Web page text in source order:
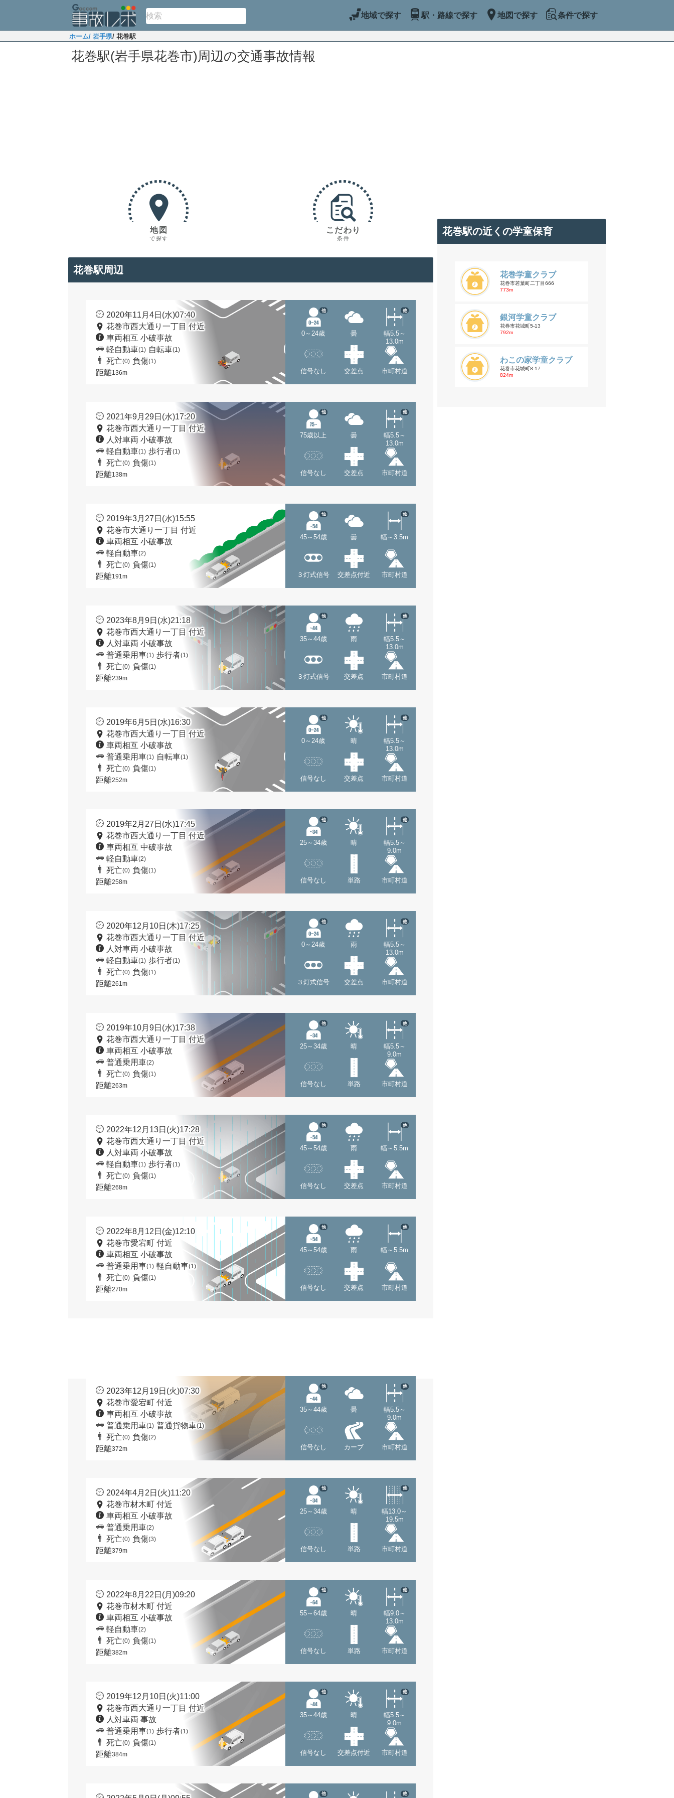
地域で探す 駅・路線で探す 地図で探す 条件で探す
ホーム/ 岩手県/ 花巻駅
花巻駅(岩手県花巻市)周辺の交通事故情報
地図
で探す
こだわり
条件
花巻駅周辺
2020年11月4日(水)07:40
花巻市西大通り一丁目 付近
車両相互 小破事故
軽自動車(1) 自転車(1)
死亡(0) 負傷(1)
距離136m
0～24歳
他
曇
幅5.5～
13.0m
他
信号なし 交差点 市町村道
2021年9月29日(水)17:20
花巻市西大通り一丁目 付近
人対車両 小破事故
軽自動車(1) 歩行者(1)
死亡(0) 負傷(1)
距離138m
75歳以上
他
曇
幅5.5～
13.0m
他
信号なし 交差点 市町村道
2019年3月27日(水)15:55
花巻市大通り一丁目 付近
車両相互 小破事故
軽自動車(2)
死亡(0) 負傷(1)
距離191m
45～54歳
他
曇 幅～3.5m
他
３灯式信号 交差点付近 市町村道
2023年8月9日(水)21:18
花巻市西大通り一丁目 付近
人対車両 小破事故
普通乗用車(1) 歩行者(1)
死亡(0) 負傷(1)
距離239m
35～44歳
他
雨
幅5.5～
13.0m
他
３灯式信号 交差点 市町村道
2019年6月5日(水)16:30
花巻市西大通り一丁目 付近
車両相互 小破事故
普通乗用車(1) 自転車(1)
死亡(0) 負傷(1)
距離252m
0～24歳
他
晴
幅5.5～
13.0m
他
信号なし 交差点 市町村道
2019年2月27日(水)17:45
花巻市西大通り一丁目 付近
車両相互 中破事故
軽自動車(2)
死亡(0) 負傷(1)
距離258m
25～34歳
他
晴
幅5.5～
9.0m
他
信号なし 単路 市町村道
2020年12月10日(木)17:25
花巻市西大通り一丁目 付近
人対車両 小破事故
軽自動車(1) 歩行者(1)
死亡(0) 負傷(1)
距離261m
0～24歳
他
雨
幅5.5～
13.0m
他
３灯式信号 交差点 市町村道
2019年10月9日(水)17:38
花巻市西大通り一丁目 付近
車両相互 小破事故
普通乗用車(2)
死亡(0) 負傷(1)
距離263m
25～34歳
他
晴
幅5.5～
9.0m
他
信号なし 単路 市町村道
2022年12月13日(火)17:28
花巻市西大通り一丁目 付近
人対車両 小破事故
軽自動車(1) 歩行者(1)
死亡(0) 負傷(1)
距離268m
45～54歳
他
雨 幅～5.5m
他
信号なし 交差点 市町村道
2022年8月12日(金)12:10
花巻市愛宕町 付近
車両相互 小破事故
普通乗用車(1) 軽自動車(1)
死亡(0) 負傷(1)
距離270m
45～54歳
他
雨 幅～5.5m
他
信号なし 交差点 市町村道
2023年12月19日(火)07:30
花巻市愛宕町 付近
車両相互 小破事故
普通乗用車(1) 普通貨物車(1)
死亡(0) 負傷(2)
距離372m
35～44歳
他
曇
幅5.5～
9.0m
他
信号なし カーブ 市町村道
2024年4月2日(火)11:20
花巻市材木町 付近
車両相互 小破事故
普通乗用車(2)
死亡(0) 負傷(3)
距離379m
25～34歳
他
晴
幅13.0～
19.5m
他
信号なし 単路 市町村道
2022年8月22日(月)09:20
花巻市材木町 付近
車両相互 小破事故
軽自動車(2)
死亡(0) 負傷(1)
距離382m
55～64歳
他
晴
幅9.0～
13.0m
他
信号なし 単路 市町村道
2019年12月10日(火)11:00
花巻市西大通り一丁目 付近
人対車両 事故
普通乗用車(1) 歩行者(1)
死亡(0) 負傷(1)
距離384m
35～44歳
他
晴
幅5.5～
9.0m
他
信号なし 交差点付近 市町村道
他 他
花巻駅の近くの学童保育
花巻学童クラブ
花巻市若葉町二丁目666
773m
銀河学童クラブ
花巻市花城町5-13
792m
わこの家学童クラブ
花巻市花城町8-17
824m